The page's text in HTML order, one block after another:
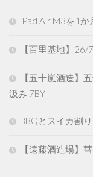
iPad Air M3を1
【百里基地】
【五十嵐酒造】
汲み 7BY
BBQとスイカ割り
【遠藤酒造場】